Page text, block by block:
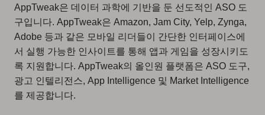
AppTweak은 데이터 과학에 기반을 둔 선도적인 ASO 도
구입니다. AppTweak은 Amazon, Jam City, Yelp, Zynga,
Adobe 등과 같은 모바일 리더들이 간단한 인터페이스에
서 실행 가능한 인사이트를 통해 앱과 게임을 성장시키도
록 지원합니다. AppTweak의 올인원 플랫폼은 ASO 도구,
광고 인텔리전스, App Intelligence 및 Market Intelligence
를 제공합니다.